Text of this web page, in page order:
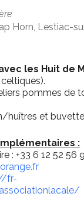
Horn, Lestiac-
les Huit de
pommes de
huîtres et
:
: +33 6 12 52 56
fr-